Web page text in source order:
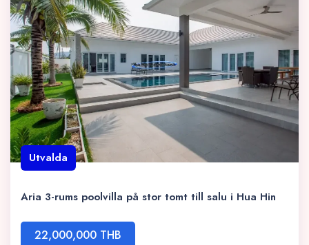
Utvalda
Aria 3-rums poolvilla på stor tomt till salu i Hua Hin
22,000,000 THB